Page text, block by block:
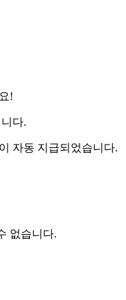
!
다.
자동 지급되었습니다.
없습니다.